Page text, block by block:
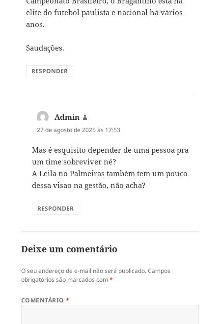
elite do futebol paulista e nacional há vários
anos.
Saudações.
RESPONDER
Admin
27 de agosto de 2025 às 17:53
Mas é esquisito depender de uma pessoa pra
um time sobreviver né?
A Leila no Palmeiras também tem um pouco
dessa visao na gestão, não acha?
RESPONDER
Deixe um comentário
O seu endereço de e-mail não será publicado.Campos
obrigatórios são marcados com*
COMENTÁRIO*